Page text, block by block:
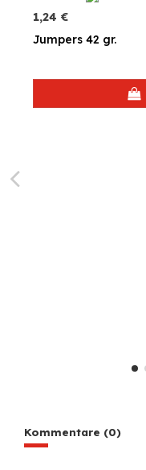
1,24 €
Jumpers 42 gr.
Kommentare (0)